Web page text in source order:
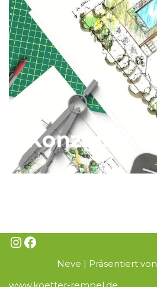
Konzepte
Neve | Präsentiert von